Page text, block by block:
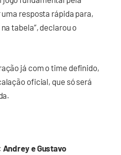
resposta rápida para,
tabela”, declarou o
já com o time definido,
oficial, que só será
Andrey e Gustavo